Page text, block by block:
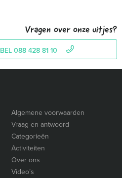
Vragen over onze uitjes?
BEL 088 428 81 10
Algemene voorwaarden
Vraag en antwoord
Categorieën
Activiteiten
Over ons
Video’s